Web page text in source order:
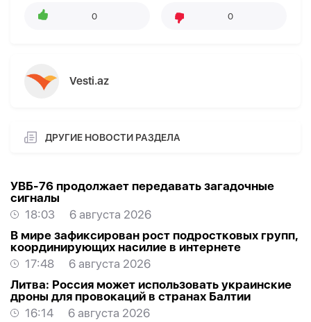
0 0
Vesti.az
ДРУГИЕ НОВОСТИ РАЗДЕЛА
УВБ-76 продолжает передавать загадочные
сигналы
18:03
6 августа 2026
В мире зафиксирован рост подростковых групп,
координирующих насилие в интернете
17:48
6 августа 2026
Литва: Россия может использовать украинские
дроны для провокаций в странах Балтии
16:14
6 августа 2026